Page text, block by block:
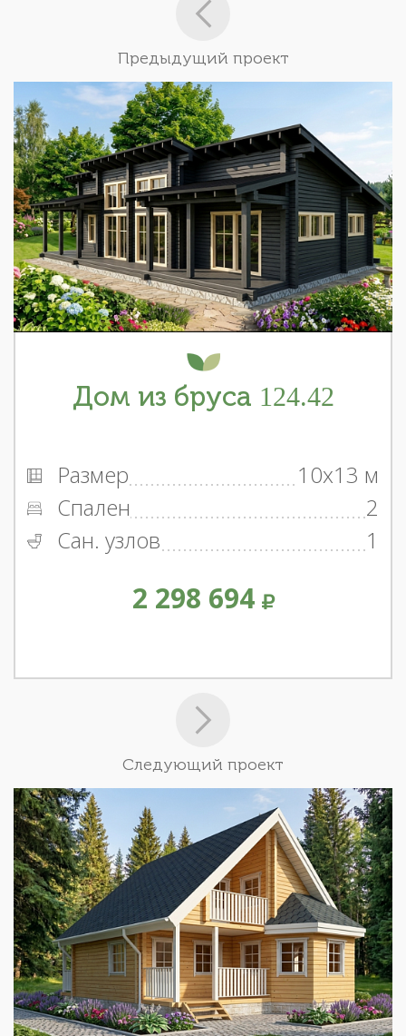
Предыдущий проект
Дом из бруса 124.42
Размер
10x13 м
Спален
2
Сан. узлов
1
2 298 694
Следующий проект